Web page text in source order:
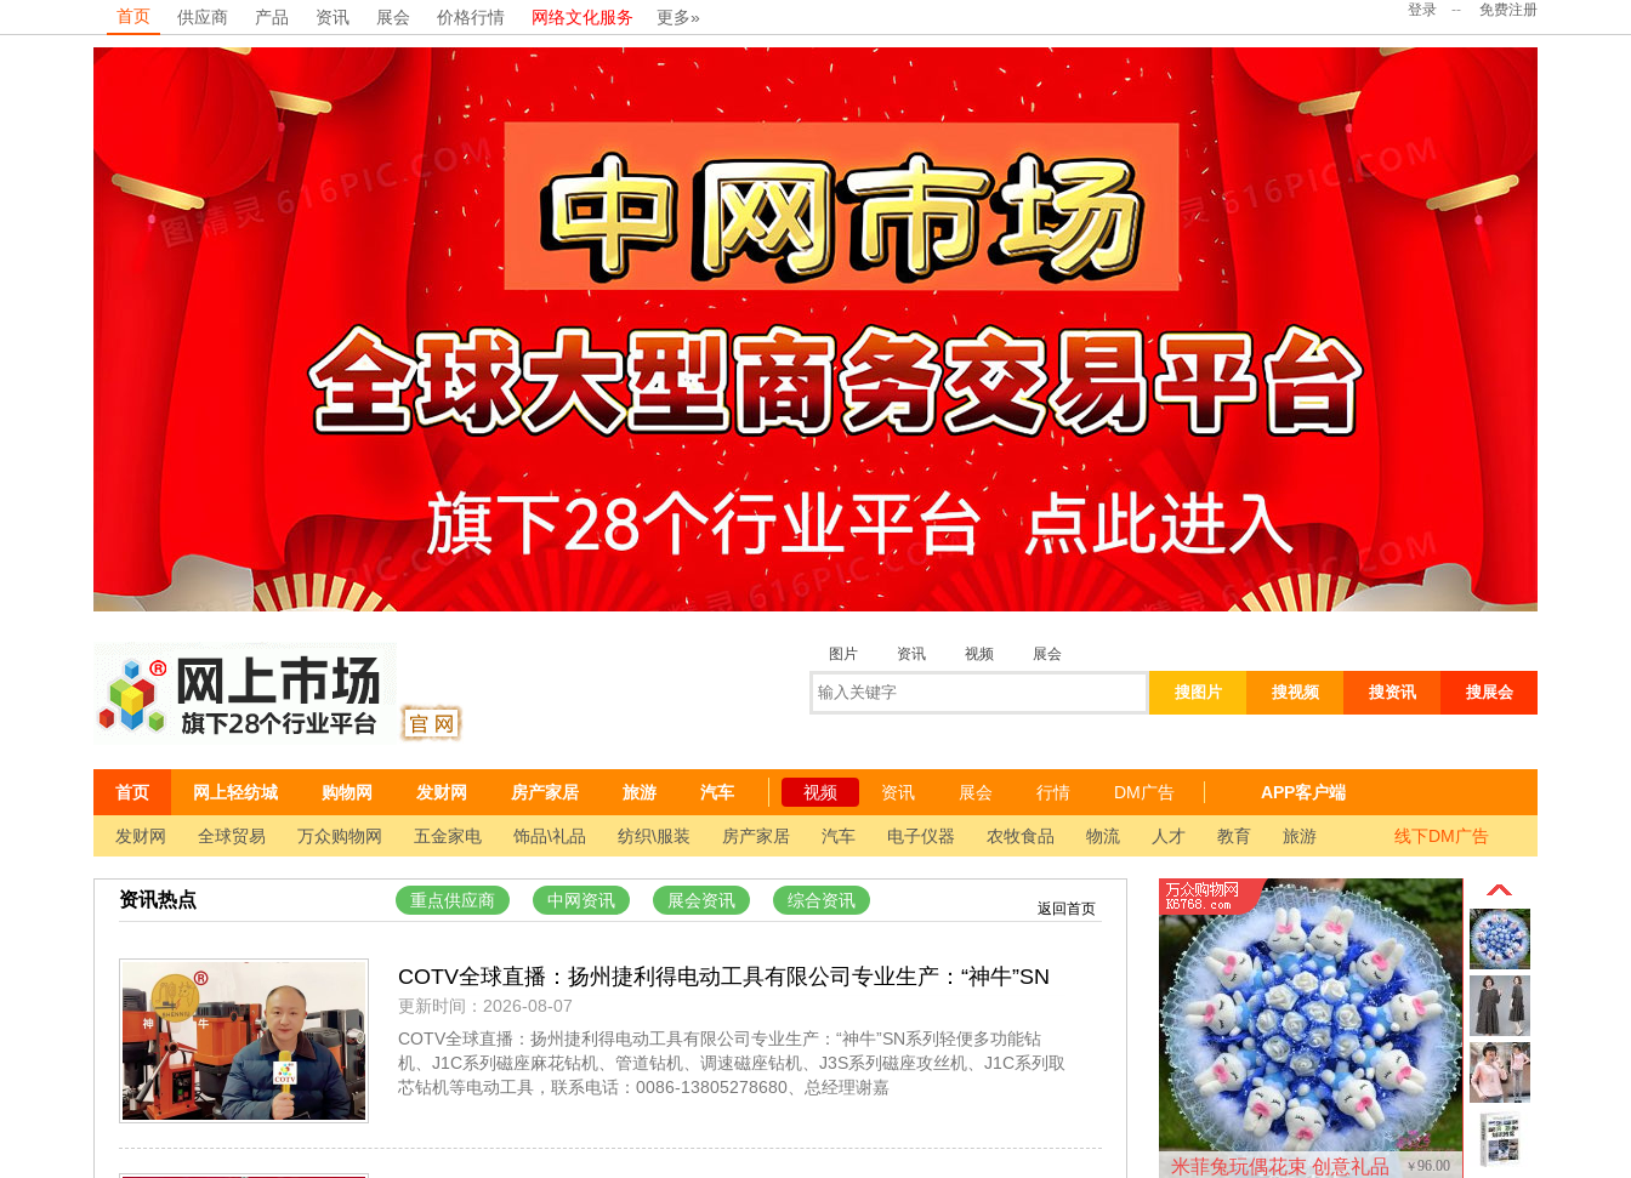
首页 供应商 产品 资讯 展会 价格行情 网络文化服务 更多» 登录 -- 免费注册
图片 资讯 视频 展会
搜图片 搜视频 搜资讯 搜展会
首页 网上轻纺城 购物网 发财网 房产家居 旅游 汽车 视频 资讯 展会 行情 DM广告 APP客户端
发财网 全球贸易 万众购物网 五金家电 饰品\礼品 纺织\服装 房产家居 汽车 电子仪器 农牧食品 物流 人才 教育 旅游 线下DM广告
返回首页
资讯热点 重点供应商 中网资讯 展会资讯 综合资讯
COTV全球直播：扬州捷利得电动工具有限公司专业生产：“神牛”SN
系列轻便多功能钻机、J1C系列磁座麻花钻机、管道钻机、调速磁座
钻机、J3S系列磁座攻丝机、J1C系列取芯钻机等电动工具，欢迎大家
光临！
更新时间：2026-08-07
COTV全球直播：扬州捷利得电动工具有限公司专业生产：“神牛”SN系列轻便多功能钻
机、J1C系列磁座麻花钻机、管道钻机、调速磁座钻机、J3S系列磁座攻丝机、J1C系列取
芯钻机等电动工具，联系电话：0086-13805278680、总经理谢嘉
￥96.00
米菲兔玩偶花束 创意礼品